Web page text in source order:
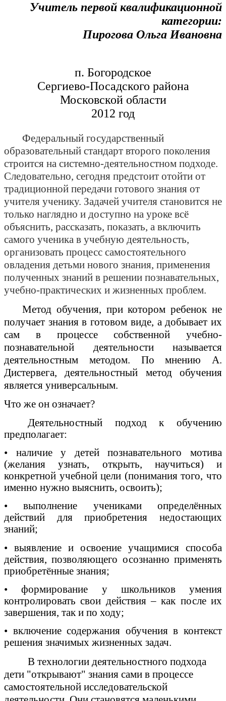
Учитель первой квалификационной
категории:
Пирогова Ольга Ивановна
п. Богородское
Сергиево-Посадского района
Московской области
2012 год
Федеральный государственный
образовательный стандарт второго поколения
строится на системно-деятельностном подходе.
Следовательно, сегодня предстоит отойти от
традиционной передачи готового знания от
учителя ученику. Задачей учителя становится не
только наглядно и доступно на уроке всё
объяснить, рассказать, показать, а включить
самого ученика в учебную деятельность,
организовать процесс самостоятельного
овладения детьми нового знания, применения
полученных знаний в решении познавательных,
учебно-практических и жизненных проблем.
Метод обучения, при котором ребенок не
получает знания в готовом виде, а добывает их
сам в процессе собственной учебно-
познавательной деятельности называется
деятельностным методом. По мнению А.
Дистервега, деятельностный метод обучения
является универсальным.
Что же он означает?
Деятельностный подход к обучению
предполагает:
• наличие у детей познавательного мотива
(желания узнать, открыть, научиться) и
конкретной учебной цели (понимания того, что
именно нужно выяснить, освоить);
• выполнение учениками определённых
действий для приобретения недостающих
знаний;
• выявление и освоение учащимися способа
действия, позволяющего осознанно применять
приобретённые знания;
• формирование у школьников умения
контролировать свои действия – как после их
завершения, так и по ходу;
• включение содержания обучения в контекст
решения значимых жизненных задач.
В технологии деятельностного подхода
дети "открывают" знания сами в процессе
самостоятельной исследовательской